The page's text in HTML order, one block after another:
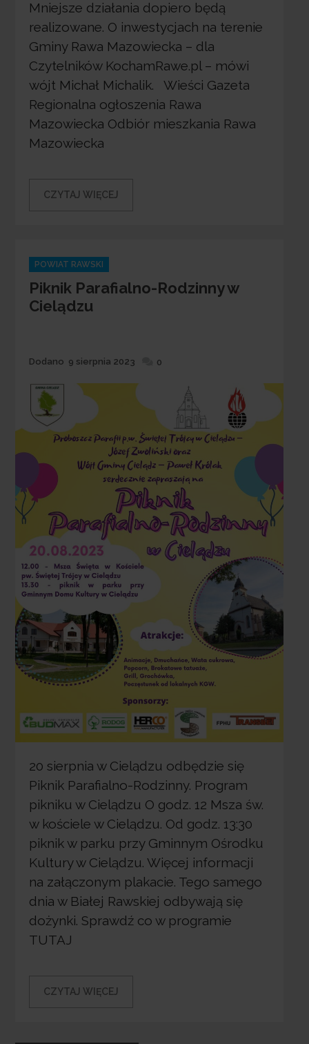
Mniejsze działania dopiero będą
realizowane. O inwestycjach na terenie
Gminy Rawa Mazowiecka – dla
Czytelników KochamRawe.pl – mówi
wójt Michał Michalik. Wieści Gazeta
Regionalna ogłoszenia Rawa
Mazowiecka Odbiór mieszkania Rawa
Mazowiecka
CZYTAJ WIĘCEJ
Categories
POWIAT RAWSKI
Piknik Parafialno-Rodzinny w
Cielądzu
Dodane
Dodano 9 sierpnia 2023 0
20 sierpnia w Cielądzu odbędzie się
Piknik Parafialno-Rodzinny. Program
pikniku w Cielądzu O godz. 12 Msza św.
w kościele w Cielądzu. Od godz. 13:30
piknik w parku przy Gminnym Ośrodku
Kultury w Cielądzu. Więcej informacji
na załączonym plakacie. Tego samego
dnia w Białej Rawskiej odbywają się
dożynki. Sprawdź co w programie
TUTAJ
CZYTAJ WIĘCEJ